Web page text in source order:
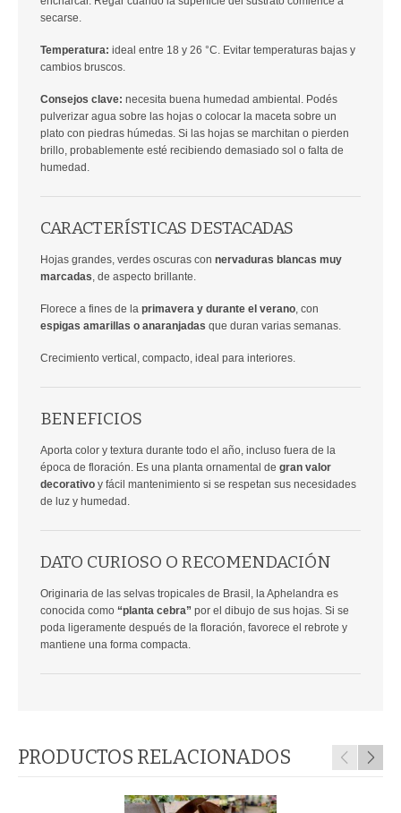
secarse.
Temperatura: ideal entre 18 y 26 °C. Evitar temperaturas bajas y
cambios bruscos.
Consejos clave: necesita buena humedad ambiental. Podés
pulverizar agua sobre las hojas o colocar la maceta sobre un
plato con piedras húmedas. Si las hojas se marchitan o pierden
brillo, probablemente esté recibiendo demasiado sol o falta de
humedad.
CARACTERÍSTICAS DESTACADAS
Hojas grandes, verdes oscuras con nervaduras blancas muy
marcadas, de aspecto brillante.
Florece a fines de la primavera y durante el verano, con
espigas amarillas o anaranjadas que duran varias semanas.
Crecimiento vertical, compacto, ideal para interiores.
BENEFICIOS
Aporta color y textura durante todo el año, incluso fuera de la
época de floración. Es una planta ornamental de gran valor
decorativo y fácil mantenimiento si se respetan sus necesidades
de luz y humedad.
DATO CURIOSO O RECOMENDACIÓN
Originaria de las selvas tropicales de Brasil, la Aphelandra es
conocida como “planta cebra” por el dibujo de sus hojas. Si se
poda ligeramente después de la floración, favorece el rebrote y
mantiene una forma compacta.
PRODUCTOS RELACIONADOS